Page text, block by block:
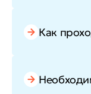
Как